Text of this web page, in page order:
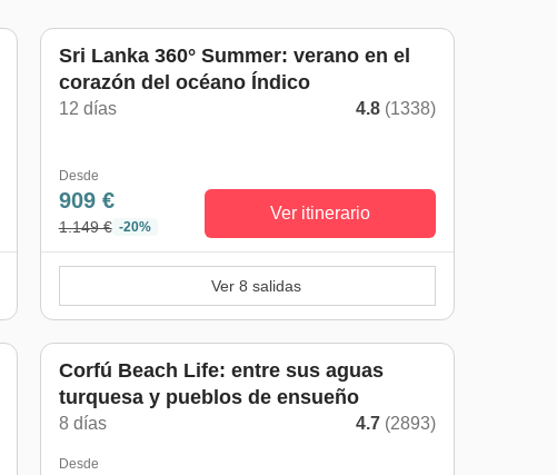
Sri Lanka 360° Summer: verano en el
corazón del océano Índico
12 días 4.8 (1338)
Desde
909 €
1.149 € -20%
Ver itinerario
Ver 8 salidas
Corfú Beach Life: entre sus aguas
turquesa y pueblos de ensueño
8 días 4.7 (2893)
Desde